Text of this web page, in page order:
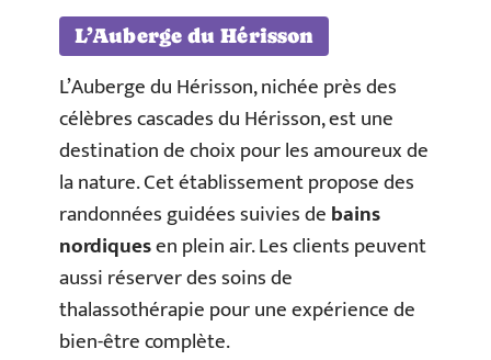
L’Auberge du Hérisson
L’Auberge du Hérisson, nichée près des
célèbres cascades du Hérisson, est une
destination de choix pour les amoureux de
la nature. Cet établissement propose des
randonnées guidées suivies debains
nordiquesen plein air. Les clients peuvent
aussi réserver des soins de
thalassothérapie pour une expérience de
bien-être complète.